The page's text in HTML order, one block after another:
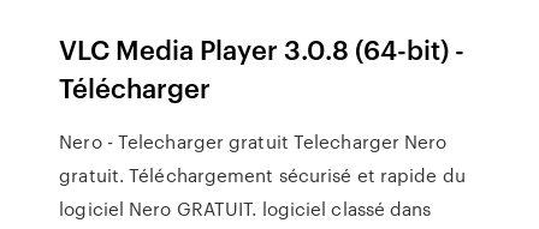
VLC Media Player 3.0.8 (64-bit) -
Télécharger
Nero - Telecharger gratuit Telecharger Nero
gratuit. Téléchargement sécurisé et rapide du
logiciel Nero GRATUIT. logiciel classé dans